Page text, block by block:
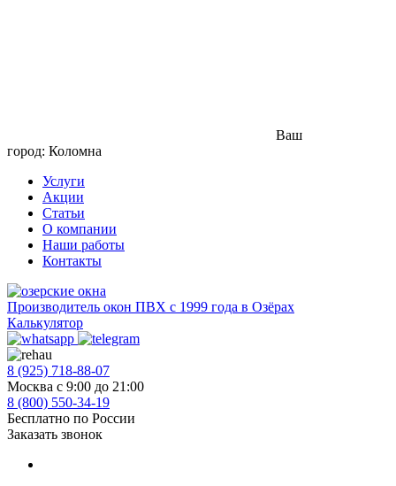
Ваш
город: Коломна
Услуги
Акции
Статьи
О компании
Наши работы
Контакты
Производитель окон ПВХ с 1999 года в Озёрах
Калькулятор
8 (925) 718-88-07
Москва с 9:00 до 21:00
8 (800) 550-34-19
Бесплатно по России
Заказать звонок